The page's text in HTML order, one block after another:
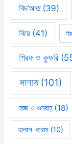
বিদ’আত(39)
বিয়ে(41)
শিরক ও কুফরি
সালাত(101)
হজ্জ ও ওমরাহ্‌(18)
হালাল-হারাম(10)